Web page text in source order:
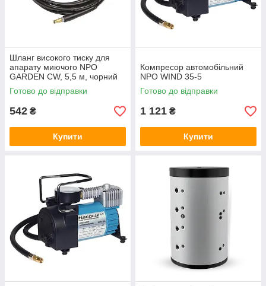
Шланг високого тиску для
апарату миючого NPO
GARDEN CW, 5,5 м, чорний
Готово до відправки
542 ₴
Купити
Компресор автомобільний
NPO WIND 35-5
Готово до відправки
1 121 ₴
Купити